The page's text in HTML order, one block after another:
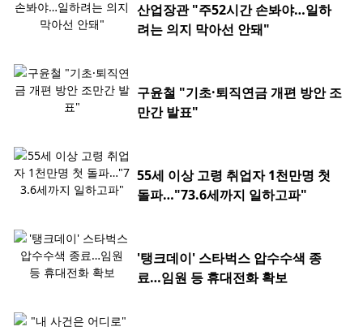
산업장관 "주52시간 손봐야…일하
려는 의지 막아선 안돼"
구윤철 "기초·퇴직연금 개편 방안 조
만간 발표"
55세 이상 고령 취업자 1천만명 첫
돌파…"73.6세까지 일하고파"
'탱크데이' 스타벅스 압수수색 종
료…임원 등 휴대전화 확보